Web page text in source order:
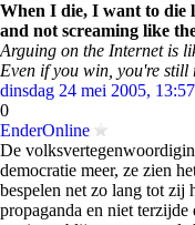
When I die, I want to die
and not screaming like
Arguing on the Internet is
Even if you win, you're still
dinsdag 24 mei 2005,
0
EnderOnline
De
democratie meer, ze zien
bespelen net zo lang tot zij
propaganda en niet